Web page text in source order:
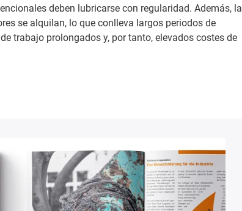
deben lubricarse con regularidad. Además, la
se alquilan, lo que conlleva largos periodos de
trabajo prolongados y, por tanto, elevados costes de